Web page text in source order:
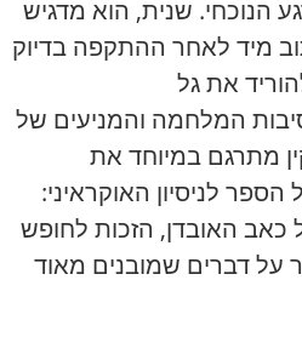
הנוכחי. שנית, הוא מדגיש
מיד לאחר ההתקפה בדיוק
את גל
המלחמה והמניעים של
מתרגם במיוחד את
לניסיון האוקראיני:
האובדן, הזכות לחופש
על דברים שמובנים מאוד